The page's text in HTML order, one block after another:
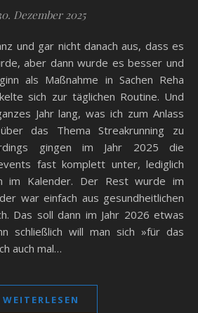
Dezember 2025
aber dann wurde es besser und
als Maßnahme in Sachen Reha
sich zur täglichen Routine. Und
Jahr lang, was ich zum Anlass
das Thema Streakrunning zu
gingen im Jahr 2025 die
fast komplett unter, lediglich
im Kalender. Der Rest wurde im
war einfach aus gesundheitlichen
Das soll dann im Jahr 2026 etwas
schließlich will man sich »für das
auch mal…
WEITERLESEN